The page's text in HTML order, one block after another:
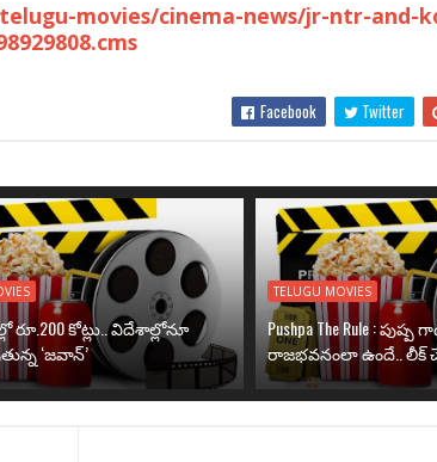
movies/cinema-news/jr-ntr-and-
Facebook Twitter
రూ.200 కోట్లు.. విదేశాల్లోనూ
‘జవాన్’
TELUGU MOVIES
Pushpa The Rule :
రాజభవనంలా ఉందే.. లీక్